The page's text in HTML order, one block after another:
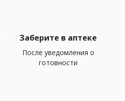
Заберите в аптеке
После уведомления о
готовности